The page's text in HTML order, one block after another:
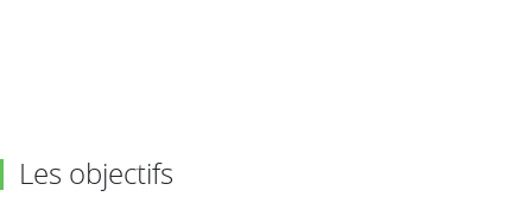
Les objectifs